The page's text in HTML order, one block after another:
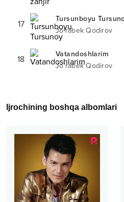
17
Tursunboyu
Jo'rabek Qodirov
18
Vatandoshlarim
Jo'rabek Qodirov
Ijrochining boshqa albomlari